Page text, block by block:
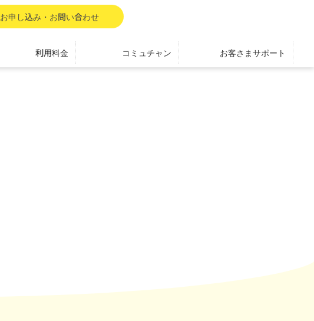
お申し込み・お問い合わせ
利用料金 コミュチャン お客さまサポート